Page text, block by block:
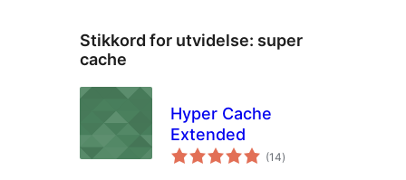
Stikkord for utvidelse: super
cache
Hyper Cache
Extended
(14totale
vurderinger
)